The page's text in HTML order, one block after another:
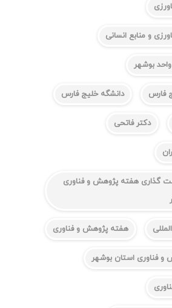
و منابع انسانی
واحد بوشهر
فارس دانشگه خلیج فارس
دکتر فاتحی
گذاری هفته پژوهش و فناوری
هفته پژوهش و فناوری
فناوری استان بوشهر